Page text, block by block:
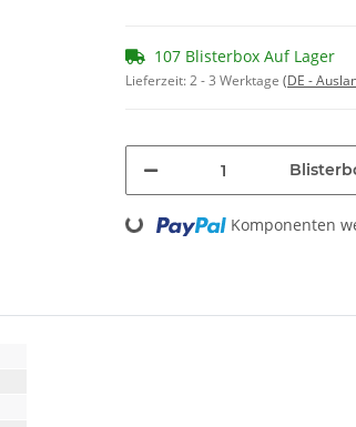
107 Blisterbox Auf Lager
Lieferzeit:2 - 3 Werktage (DE -
Loading... Komponenten